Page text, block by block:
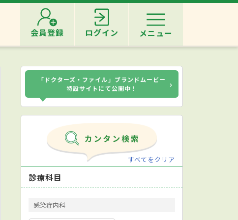
会員登録 ログイン メニュー
「ドクターズ・ファイル」ブランドムービー
特設サイトにて公開中！
›
すべてをクリア
診療科目
感染症内科